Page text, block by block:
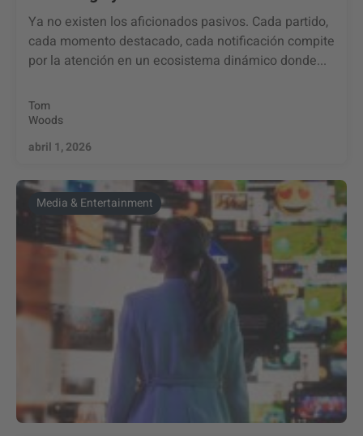
Ya no existen los aficionados pasivos. Cada partido,
cada momento destacado, cada notificación compite
por la atención en un ecosistema dinámico donde...
Tom
Woods
abril 1, 2026
Media & Entertainment